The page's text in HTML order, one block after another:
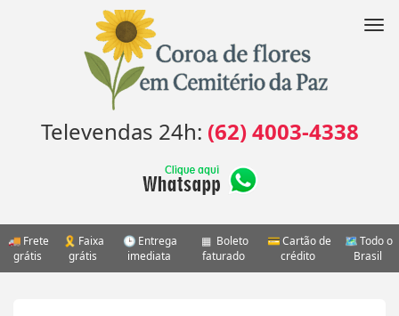
Televendas 24h: (62) 4003-4338
Frete
grátis
Faixa
grátis
Entrega
imediata
Boleto
faturado
Cartão de
crédito
Todo o
Brasil